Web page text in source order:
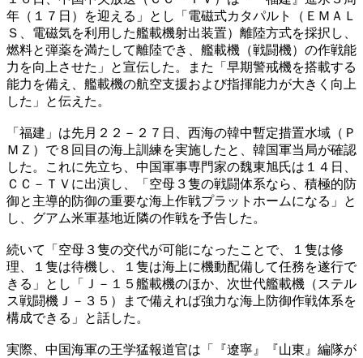
年（１７日）を迎える」とし「電磁式カタパルト（ＥＭＡＬ
Ｓ、電磁気を利用した艦載機射出装置）離陸方式を採択し、
燃料と弾薬を満たして離陸でき、艦載機（戦闘機）の作戦能
力を向上させた」と宣伝した。また「早期警戒機を搭載する
能力を備え、艦載機の航空支援および指揮能力が大きく向上
した」と伝えた。
「福建」は先月２２－２７日、西海の韓中暫定措置水域（Ｐ
ＭＺ）で８回目の海上訓練を実施したと、韓国軍当局が確認
した。これに先立ち、中国軍事専門家の魏東旭氏は１４日、
ＣＣ－ＴＶに出演し、「空母３隻の戦闘体系なら、積極的防
御と主導的防御の重要な海上作戦プラットホームになる」と
し、グアム米軍基地近隣の作戦を予告した。
続いて「空母３隻の交代が可能になったことで、１隻は修
理、１隻は待機し、１隻は海上に機動配備して任務を遂行で
きる」とし「Ｊ－１５艦載機のほか、次世代艦載機（ステル
ス戦闘機Ｊ－３５）まで備えれば強力な海上防御作戦体系を
構成できる」と話した。
実際、中国海軍の王学猛報道官は「『遼寧』『山東』編隊が